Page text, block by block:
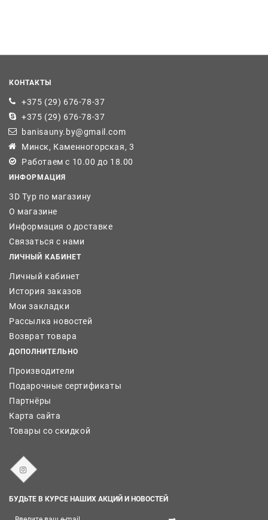
КОНТАКТЫ
+375 (29) 676-78-37
+375 (29) 676-78-37
banisauny.by@gmail.com
Минск, Каменногорская, 3
Работаем с 10.00 до 18.00
ИНФОРМАЦИЯ
3D Тур по магазину
О магазине
Информация о доставке
Связаться с нами
ЛИЧНЫЙ КАБИНЕТ
Личный кабинет
История заказов
Мои закладки
Рассылка новостей
Возврат товара
ДОПОЛНИТЕЛЬНО
Производители
Подарочные сертификаты
Партнёры
Карта сайта
Товары со скидкой
БУДЬТЕ В КУРСЕ НАШИХ АКЦИЙ И НОВОСТЕЙ